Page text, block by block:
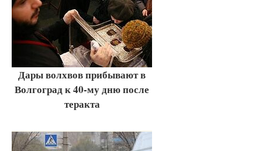
Дары волхвов прибывают в
Волгоград к 40-му дню после
теракта